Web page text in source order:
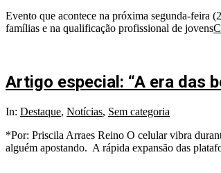
Evento que acontece na próxima segunda-feira
famílias e na qualificação profissional de jovens
Artigo especial: “A era das
In: Destaque, Notícias, Sem categoria
*Por: Priscila Arraes Reino O celular vibra
alguém apostando. A rápida expansão das